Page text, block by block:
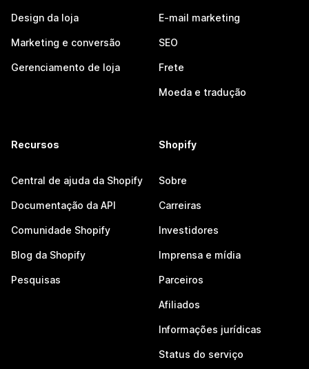
Design da loja
Marketing e conversão
Gerenciamento de loja
E-mail marketing
SEO
Frete
Moeda e tradução
Recursos
Central de ajuda da Shopify
Documentação da API
Comunidade Shopify
Blog da Shopify
Pesquisas
Shopify
Sobre
Carreiras
Investidores
Imprensa e mídia
Parceiros
Afiliados
Informações jurídicas
Status do serviço